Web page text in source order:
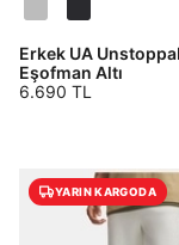
Erkek UA
Eşofman Altı
6.690 TL
YARIN KARGODA